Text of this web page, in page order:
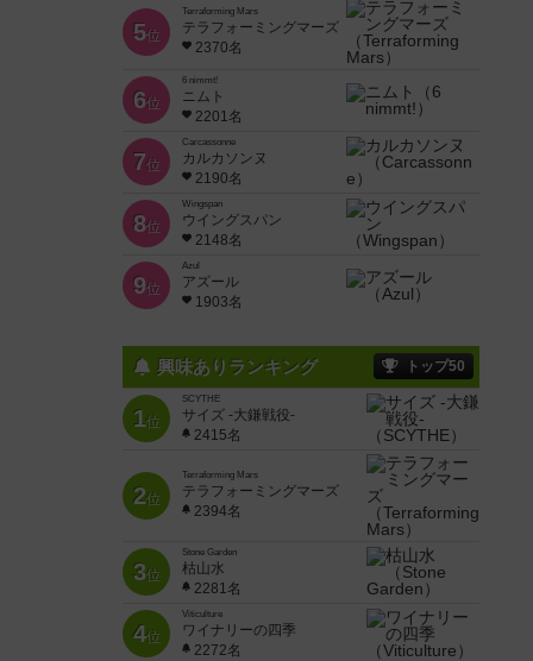
5位
Terraforming Mars
テラフォーミングマーズ
2370名
6位
6 nimmt!
ニムト
2201名
7位
Carcassonne
カルカソンヌ
2190名
8位
Wingspan
ウイングスパン
2148名
9位
Azul
アズール
1903名
興味ありランキング トップ50
1位
SCYTHE
サイズ -大鎌戦役-
2415名
2位
Terraforming Mars
テラフォーミングマーズ
2394名
3位
Stone Garden
枯山水
2281名
4位
Viticulture
ワイナリーの四季
2272名